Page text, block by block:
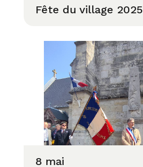
Fête du village 2025
8 mai